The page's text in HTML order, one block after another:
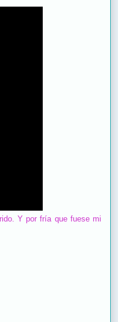
Y por fría que fuese mi